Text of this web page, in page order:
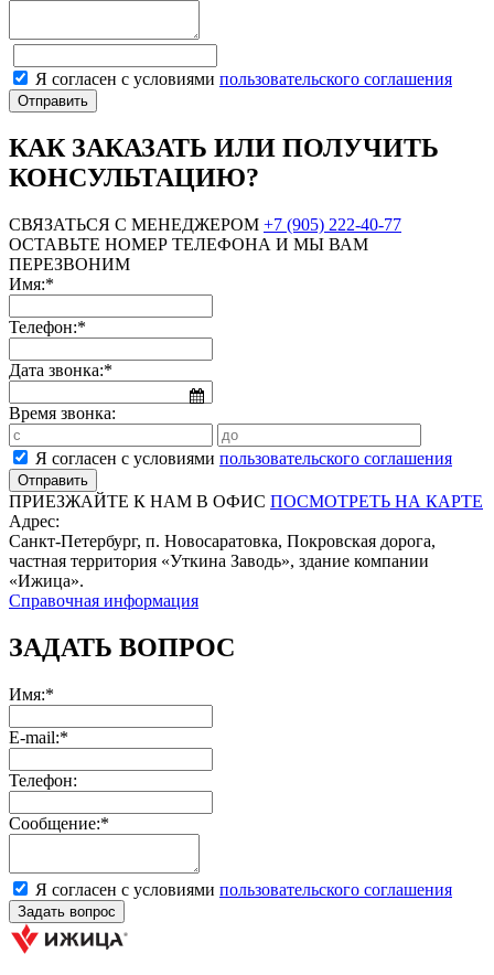
Я согласен с условиями пользовательского соглашения
КАК ЗАКАЗАТЬ ИЛИ ПОЛУЧИТЬ
КОНСУЛЬТАЦИЮ?
СВЯЗАТЬСЯ С МЕНЕДЖЕРОМ +7 (905) 222-40-77
ОСТАВЬТЕ НОМЕР ТЕЛЕФОНА И МЫ ВАМ
ПЕРЕЗВОНИМ
Имя:*
Телефон:*
Дата звонка:*
Время звонка:
Я согласен с условиями пользовательского соглашения
ПРИЕЗЖАЙТЕ К НАМ В ОФИС ПОСМОТРЕТЬ НА КАРТЕ
Адрес:
Санкт-Петербург, п. Новосаратовка, Покровская дорога,
частная территория «Уткина Заводь», здание компании
«Ижица».
Справочная информация
ЗАДАТЬ ВОПРОС
Имя:*
E-mail:*
Телефон:
Сообщение:*
Я согласен с условиями пользовательского соглашения